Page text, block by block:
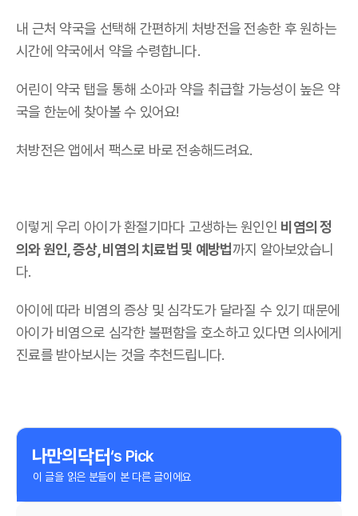
내 근처 약국을 선택해 간편하게 처방전을 전송한 후 원하는
시간에 약국에서 약을 수령합니다.
어린이 약국 탭을 통해 소아과 약을 취급할 가능성이 높은 약
국을 한눈에 찾아볼 수 있어요!
처방전은 앱에서 팩스로 바로 전송해드려요.
이렇게 우리 아이가 환절기마다 고생하는 원인인 비염의 정
의와 원인, 증상, 비염의 치료법 및 예방법까지 알아보았습니
다.
아이에 따라 비염의 증상 및 심각도가 달라질 수 있기 때문에
아이가 비염으로 심각한 불편함을 호소하고 있다면 의사에게
진료를 받아보시는 것을 추천드립니다.
‘s Pick
이 글을 읽은 분들이 본 다른 글이에요